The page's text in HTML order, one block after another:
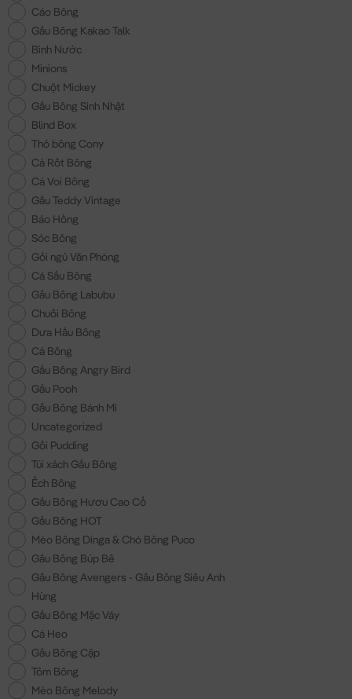
Cáo Bông
Gấu Bông Kakao Talk
Bình Nước
Minions
Chuột Mickey
Gấu Bông Sinh Nhật
Blind Box
Thỏ bông Cony
Cà Rốt Bông
Cá Voi Bông
Gấu Teddy Vintage
Báo Hồng
Sóc Bông
Gối ngủ Văn Phòng
Cá Sấu Bông
Gấu Bông Labubu
Chuối Bông
Dưa Hấu Bông
Cá Bông
Gấu Bông Angry Bird
Gấu Pooh
Gấu Bông Bánh Mì
Uncategorized
Gối Pudding
Túi xách Gấu Bông
Ếch Bông
Gấu Bông Hươu Cao Cổ
Gấu Bông HOT
Mèo Bông Dinga & Chó Bông Puco
Gấu Bông Búp Bê
Gấu Bông Avengers - Gấu Bông Siêu Anh
Hùng
Gấu Bông Mặc Váy
Cá Heo
Gấu Bông Cặp
Tôm Bông
Mèo Bông Melody